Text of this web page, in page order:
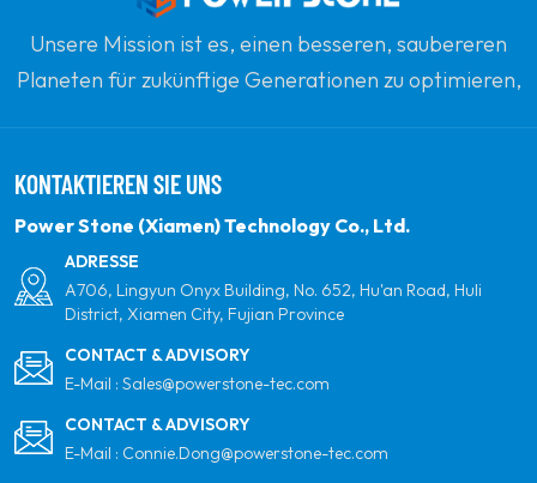
Unsere Mission ist es, einen besseren, saubereren
Planeten für zukünftige Generationen zu optimieren,
Energieprodukten und Ihrem vertrauenswürdigsten
globalen Partner für Qualität, Professionalität und
KONTAKTIEREN SIE UNS
Power Stone (Xiamen) Technology Co., Ltd.
ADRESSE
A706, Lingyun Onyx Building, No. 652, Hu'an Road, Huli
District, Xiamen City, Fujian Province
CONTACT & ADVISORY
E-Mail : Sales@powerstone-tec.com
CONTACT & ADVISORY
E-Mail : Connie.Dong@powerstone-tec.com